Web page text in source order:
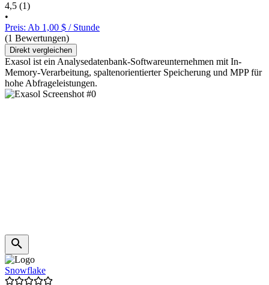
4,5 (1)
•
Preis: Ab 1,00 $ / Stunde
(1 Bewertungen)
Direkt vergleichen
Exasol ist ein Analysedatenbank-Softwareunternehmen mit In-
Memory-Verarbeitung, spaltenorientierter Speicherung und MPP für
hohe Abfrageleistungen.
Snowflake